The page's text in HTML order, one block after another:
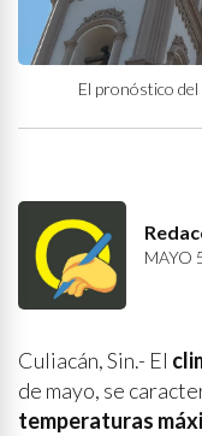
El pronóstico del
MAYO
Culiacán, Sin.- El
de mayo, se
temperaturas